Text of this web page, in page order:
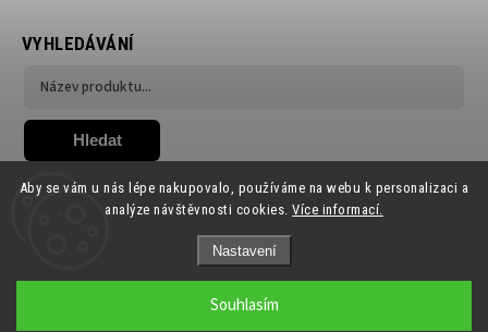
Aby se vám u nás lépe nakupovalo, používáme na webu k personalizaci a
analýze návštěvnosti cookies.Více informací.
Nastavení
Souhlasím
VYHLEDÁVÁNÍ
Hledat
Ewena.CZ. Všechna práva vyhrazena.